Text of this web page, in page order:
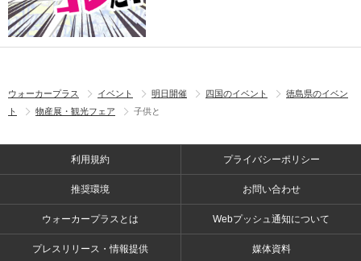
ウォーカープラス イベント 明日開催 四国のイベント
徳島県のイベン
ト
物産展・観光フェア 子供と
利用規約 プライバシーポリシー
推奨環境 お問い合わせ
ウォーカープラスとは Webプッシュ通知について
プレスリリース・情報提供 媒体資料